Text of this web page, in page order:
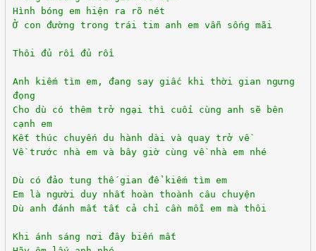
Hình bóng em hiện ra rõ nét
Ở con đường trong trái tim anh em vẫn sống mãi
Thôi đủ rồi đủ rồi
Anh kiếm tìm em, đang say giấc khi thời gian ngưng
đọng
Cho dù có thêm trở ngại thì cuối cùng anh sẽ bên
cạnh em
Kết thúc chuyến du hành dài và quay trở về
Về trước nhà em và bây giờ cùng về nhà em nhé
Dù có đảo tung thế gian để kiếm tìm em
Em là người duy nhất hoàn thoành câu chuyện
Dù anh đánh mất tất cả chỉ cần mỗi em mà thôi
Khi ánh sáng nơi đây biến mất